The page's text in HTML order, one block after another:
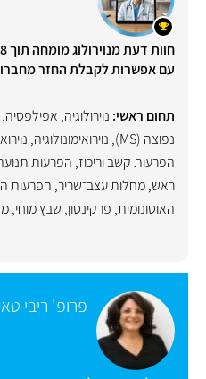
עם אפשרות לקבלת החזר
תחום ראשי: נוירולוגיה, אפילפסיה,
נפוצה (MS)
, נוירואימונולוגיה,
הפרעות קשב וריכוז, הפרעות
ראש,מחלות עצב־שריר, הפרעות
האוטונומית, פרקינסון, שבץ מוחי,
פרופ' ריבי